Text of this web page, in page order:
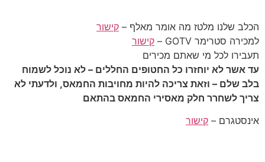
הכלב שלנו מלטז מה אומר מאלף – קישור
למכירה סטרימר GOTV –
קישור
תעבירו לכל מי שאתם מכירים
עד אשר לא יוחזרו כל החטופים החללים – לא נוכל לשמוח
בלב שלם – וזאת צריכה להיות מחויבות החמאס, ולדעתי לא
צריך לשחרר חלק מאסירי החמאס בהתאם
אינסטגרם – קישור